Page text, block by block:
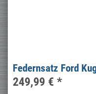
Federnsatz Ford
249,99 € *